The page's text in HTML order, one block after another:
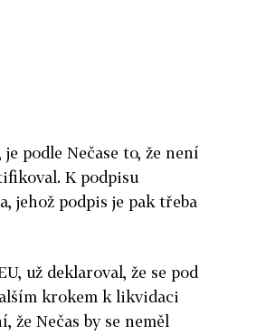
podle Nečase to, že není
K podpisu
jehož podpis je pak třeba
už deklaroval, že se pod
krokem k likvidaci
Nečas by se neměl